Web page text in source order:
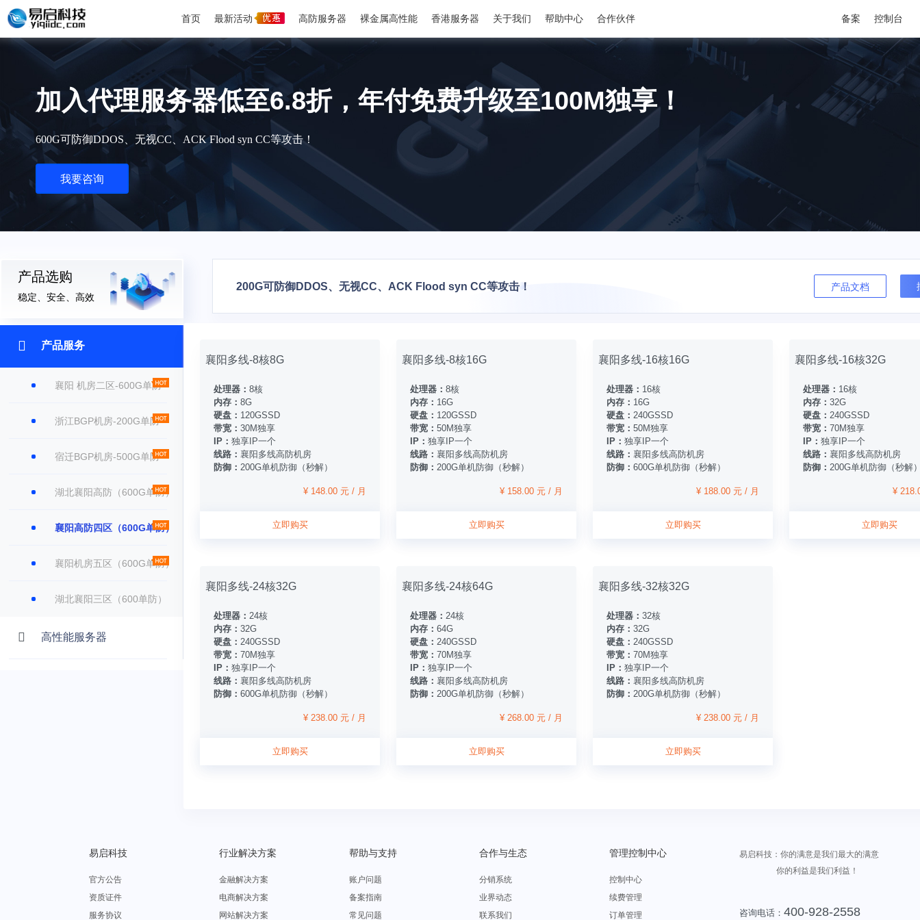
首页 最新活动 高防服务器 裸金属高性能 香港服务器 关于我们 帮助中心 合作伙伴 备案 控制台
加入代理服务器低至6.8折，年付免费升级至100M独享！
600G可防御DDOS、无视CC、ACK Flood syn CC等攻击！
我要咨询
产品选购
稳定、安全、高效
产品服务
襄阳 机房二区-600G单防
浙江BGP机房-200G单防
宿迁BGP机房-500G单防
湖北襄阳高防（600G单防）
襄阳高防四区（600G单防）
襄阳机房五区（600G单防）
湖北襄阳三区（600单防）
高性能服务器
200G可防御DDOS、无视CC、ACK Flood syn CC等攻击！ 产品文档
襄阳多线-8核8G
处理器： 8核
内存： 8G
硬盘： 120GSSD
带宽： 30M独享
IP： 独享IP一个
线路： 襄阳多线高防机房
防御： 200G单机防御（秒解）
¥ 148.00 元 / 月
立即购买
襄阳多线-8核16G
处理器： 8核
内存： 16G
硬盘： 120GSSD
带宽： 50M独享
IP： 独享IP一个
线路： 襄阳多线高防机房
防御： 200G单机防御（秒解）
¥ 158.00 元 / 月
立即购买
襄阳多线-16核16G
处理器： 16核
内存： 16G
硬盘： 240GSSD
带宽： 50M独享
IP： 独享IP一个
线路： 襄阳多线高防机房
防御： 600G单机防御（秒解）
¥ 188.00 元 / 月
立即购买
襄阳多线-16核32G
处理器： 16核
内存： 32G
硬盘： 240GSSD
带宽： 70M独享
IP： 独享IP一个
线路： 襄阳多线高防机房
防御： 200G单机防御（秒解
¥
立即购买
襄阳多线-24核32G
处理器： 24核
内存： 32G
硬盘： 240GSSD
带宽： 70M独享
IP： 独享IP一个
线路： 襄阳多线高防机房
防御： 600G单机防御（秒解）
¥ 238.00 元 / 月
立即购买
襄阳多线-24核64G
处理器： 24核
内存： 64G
硬盘： 240GSSD
带宽： 70M独享
IP： 独享IP一个
线路： 襄阳多线高防机房
防御： 200G单机防御（秒解）
¥ 268.00 元 / 月
立即购买
襄阳多线-32核32G
处理器： 32核
内存： 32G
硬盘： 240GSSD
带宽： 70M独享
IP： 独享IP一个
线路： 襄阳多线高防机房
防御： 200G单机防御（秒解）
¥ 238.00 元 / 月
立即购买
易启科技
官方公告
资质证件
服务协议
行业解决方案
金融解决方案
电商解决方案
网站解决方案
帮助与支持
账户问题
备案指南
常见问题
合作与生态
分销系统
业界动态
联系我们
管理控制中心
控制中心
续费管理
订单管理
易启科技：你的满意是我们最大的满意
你的利益是我们利益！
咨询电话： 400-928-2558